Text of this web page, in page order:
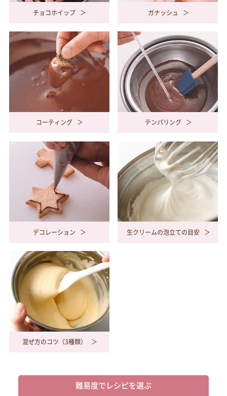
チョコホイップ ガナッシュ
コーティング テンパリング
デコレーション 生クリームの泡立ての目安
混ぜ方のコツ（3種類）
難易度でレシピを選ぶ